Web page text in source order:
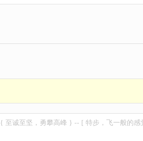
{ 至诚至坚，勇攀高峰 } -- [ 特步，飞一般的感